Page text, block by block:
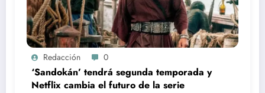
Redacción 0
‘Sandokán’ tendrá segunda temporada y
Netflix cambia el futuro de la serie